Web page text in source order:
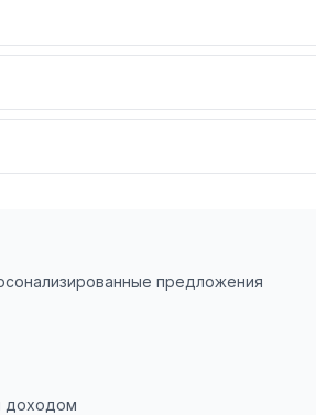
предложения
доходом